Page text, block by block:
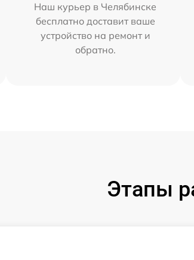
Наш курьер в Челябинске
бесплатно доставит ваше
устройство на ремонт и
обратно.
Этапы